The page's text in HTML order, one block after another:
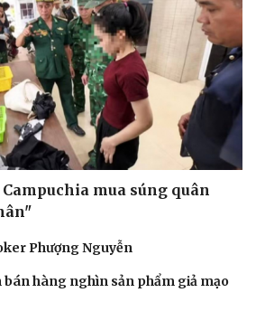
mua súng quân
Phượng Nguyễn
bán hàng nghìn sản phẩm giả mạo